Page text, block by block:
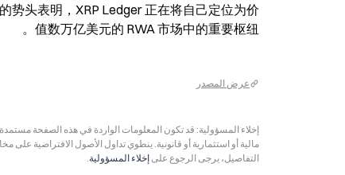
势头表明，XRP Ledger 正在将自己定位为价
值数万亿美元的 RWA 市场中的重要枢纽。
عرض المصدر
مالية أو استثمارية أو قانونية. ينطوي تداول الأصول الافتراضية
التفاصيل، يرجى الرجوع على إخلاء المسؤولية.